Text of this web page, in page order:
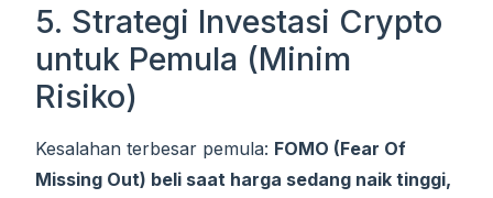
5. Strategi Investasi Crypto
untuk Pemula (Minim
Risiko)
Kesalahan terbesar pemula: FOMO (Fear Of
Missing Out) beli saat harga sedang naik tinggi,